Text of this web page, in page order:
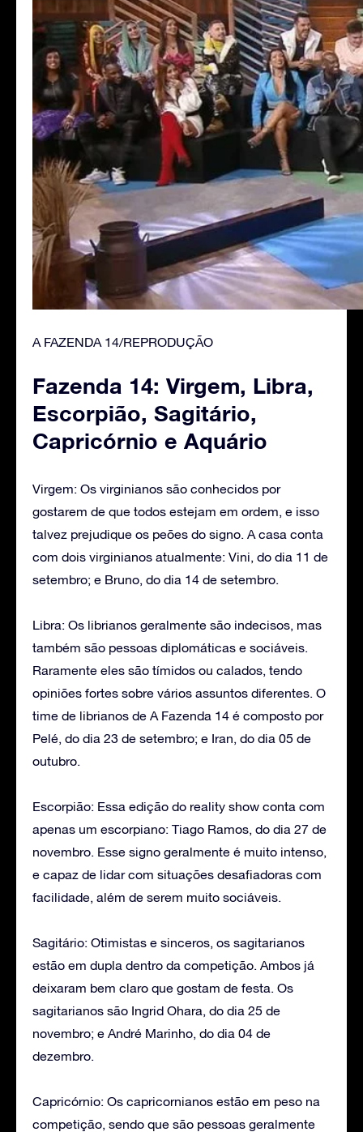
A FAZENDA 14/REPRODUÇÃO
Fazenda 14: Virgem, Libra,
Escorpião, Sagitário,
Capricórnio e Aquário
Virgem: Os virginianos são conhecidos por
gostarem de que todos estejam em ordem, e isso
talvez prejudique os peões do signo. A casa conta
com dois virginianos atualmente: Vini, do dia 11 de
setembro; e Bruno, do dia 14 de setembro.
Libra: Os librianos geralmente são indecisos, mas
também são pessoas diplomáticas e sociáveis.
Raramente eles são tímidos ou calados, tendo
opiniões fortes sobre vários assuntos diferentes. O
time de librianos de A Fazenda 14 é composto por
Pelé, do dia 23 de setembro; e Iran, do dia 05 de
outubro.
Escorpião: Essa edição do reality show conta com
apenas um escorpiano: Tiago Ramos, do dia 27 de
novembro. Esse signo geralmente é muito intenso,
e capaz de lidar com situações desafiadoras com
facilidade, além de serem muito sociáveis.
Sagitário: Otimistas e sinceros, os sagitarianos
estão em dupla dentro da competição. Ambos já
deixaram bem claro que gostam de festa. Os
sagitarianos são Ingrid Ohara, do dia 25 de
novembro; e André Marinho, do dia 04 de
dezembro.
Capricórnio: Os capricornianos estão em peso na
competição, sendo que são pessoas geralmente